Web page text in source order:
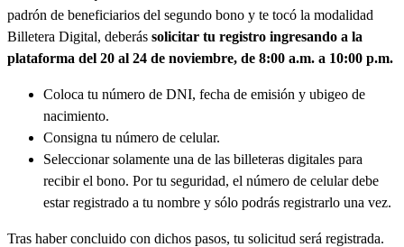
padrón de beneficiarios del segundo bono y te tocó la modalidad
Billetera Digital, deberás solicitar tu registro ingresando a la
plataforma del 20 al 24 de noviembre, de 8:00 a.m. a 10:00 p.m.
Coloca tu número de DNI, fecha de emisión y ubigeo de
nacimiento.
Consigna tu número de celular.
Seleccionar solamente una de las billeteras digitales para
recibir el bono. Por tu seguridad, el número de celular debe
estar registrado a tu nombre y sólo podrás registrarlo una vez.
Tras haber concluido con dichos pasos, tu solicitud será registrada.